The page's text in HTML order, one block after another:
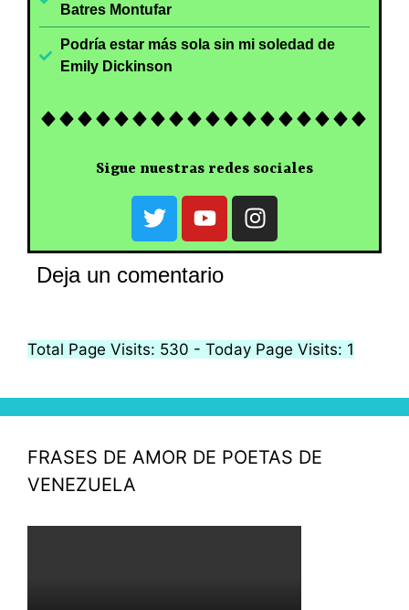
Batres Montufar
Podría estar más sola sin mi soledad de
Emily Dickinson
Sigue nuestras redes sociales
Deja un comentario
Total Page Visits: 530 - Today Page Visits: 1
FRASES DE AMOR DE POETAS DE
VENEZUELA